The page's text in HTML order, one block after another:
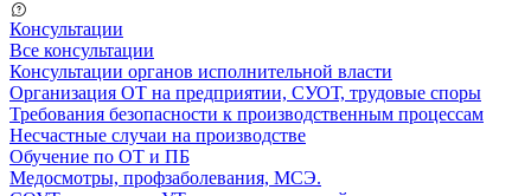
Консультации
Все консультации
Консультации органов исполнительной власти
Организация ОТ на предприятии, СУОТ, трудовые споры
Требования безопасности к производственным процессам
Несчастные случаи на производстве
Обучение по ОТ и ПБ
Медосмотры, профзаболевания, МСЭ.